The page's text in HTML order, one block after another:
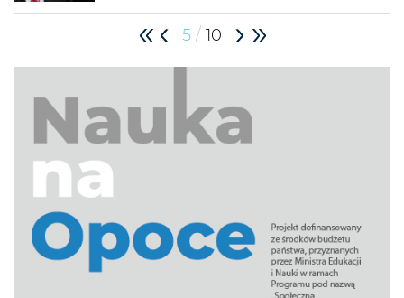
5 / 10